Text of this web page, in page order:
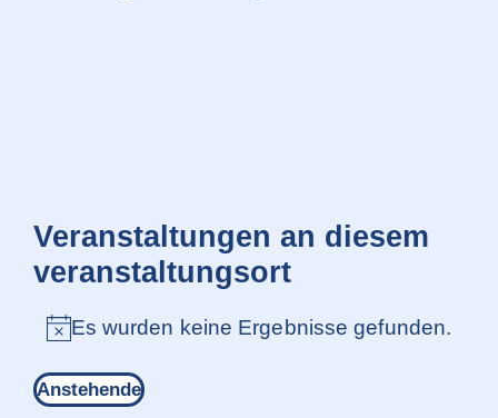
Veranstaltungen an diesem
veranstaltungsort
Hinweis
Es wurden keine Ergebnisse gefunden.
Anstehende